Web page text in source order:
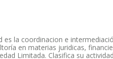
es la coordinacion e
en materias juridicas,
Limitada. Clasifica su